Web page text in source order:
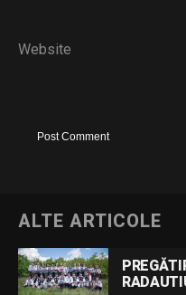
Website
ALTE ARTICOLE